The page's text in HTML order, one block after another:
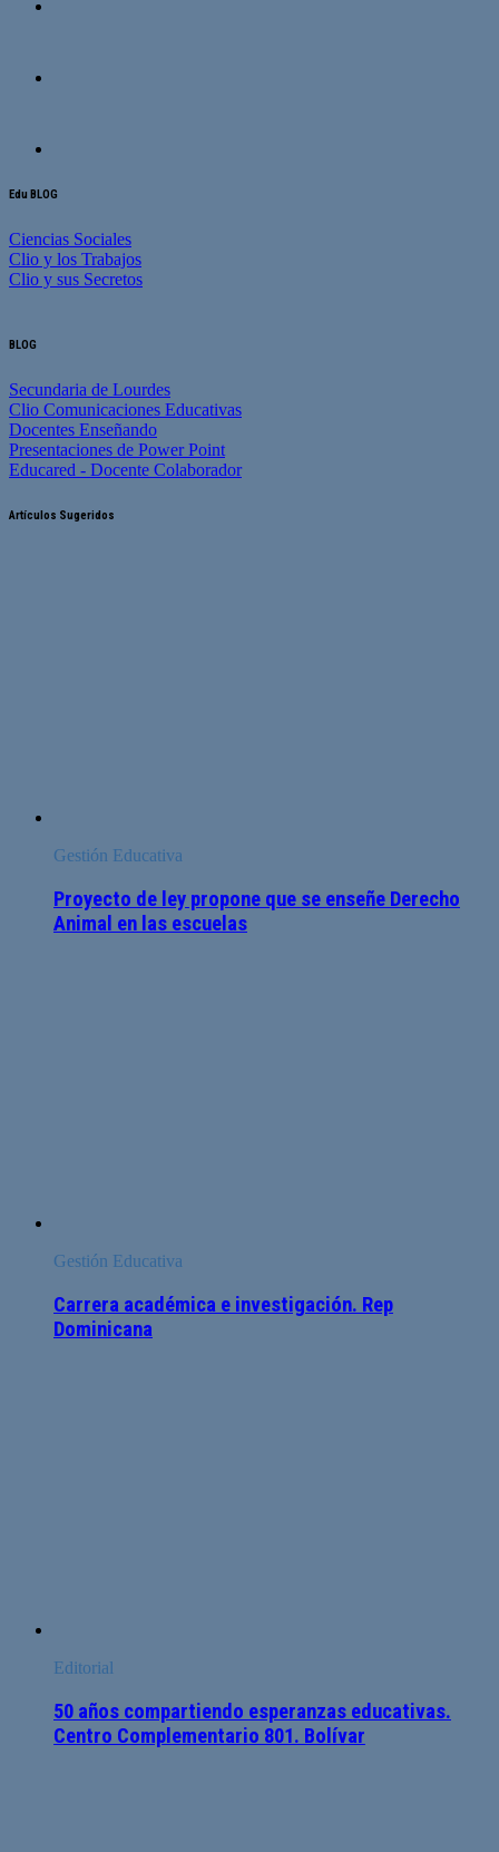
Edu BLOG
Ciencias Sociales
Clio y los Trabajos
Clio y sus Secretos
BLOG
Secundaria de Lourdes
Clio Comunicaciones Educativas
Docentes Enseñando
Presentaciones de Power Point
Educared - Docente Colaborador
Artículos Sugeridos
Gestión Educativa
Proyecto de ley propone que se enseñe Derecho
Animal en las escuelas
Gestión Educativa
Carrera académica e investigación. Rep
Dominicana
Editorial
50 años compartiendo esperanzas educativas.
Centro Complementario 801. Bolívar